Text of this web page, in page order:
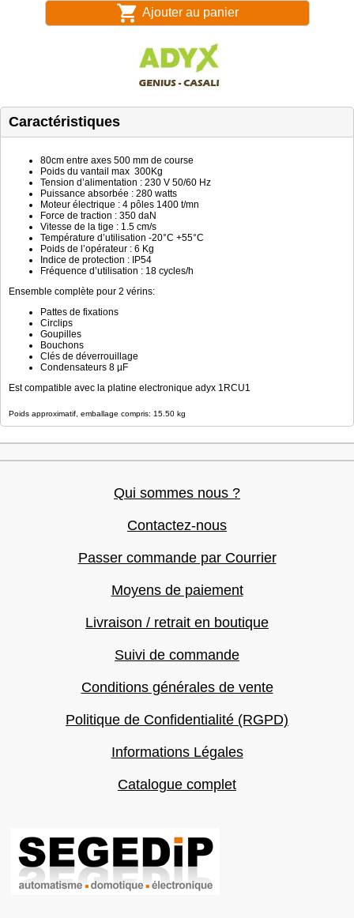
Ajouter au panier
Caractéristiques
80cm entre axes 500 mm de course
Poids du vantail max 300Kg
Tension d’alimentation : 230 V 50/60 Hz
Puissance absorbée : 280 watts
Moteur électrique : 4 pôles 1400 t/mn
Force de traction : 350 daN
Vitesse de la tige : 1.5 cm/s
Température d’utilisation -20°C +55°C
Poids de l’opérateur : 6 Kg
Indice de protection : IP54
Fréquence d’utilisation : 18 cycles/h
Ensemble complète pour 2 vérins:
Pattes de fixations
Circlips
Goupilles
Bouchons
Clés de déverrouillage
Condensateurs 8 µF
Est compatible avec la platine electronique adyx 1RCU1
Poids approximatif, emballage compris: 15.50 kg
Qui sommes nous ?
Contactez-nous
Passer commande par Courrier
Moyens de paiement
Livraison / retrait en boutique
Suivi de commande
Conditions générales de vente
Politique de Confidentialité (RGPD)
Informations Légales
Catalogue complet